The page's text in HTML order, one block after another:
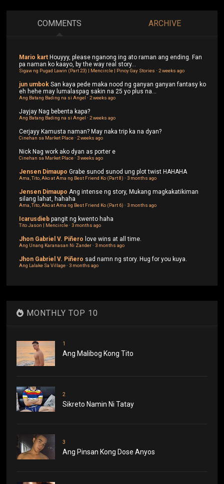
COMMENTS ARCHIVE
Mario kart Houyyy, please nganong ing ato raman ang ending. Fan
pa naman ko kaayo, by the way real story...
Sigaw ng Pugad Lawin (Part 23) | Mencircle | Pinoy Gay Stories ·2 weeks ago
jun umbok San kaya pede maka nood ng ganyan ganyan fantasy ko
eh hehe may lumalaspag sakin na 25 yo plus na...
Ang Batang Bading na si Angel ·2 weeks ago
Jayjay Nag bebenta kapa?
Ang Batang Bading na si Angel ·2 weeks ago
Cerjayy Kamusta naman? May naka trip ka na dyan?
Cinehan sa Market Place·2 weeks ago
Nick Nag work ako dyan as porter e
Cinehan sa Market Place·3 weeks ago
Jensen Dimaupo Grabe sunod sunod ung plot twist HAHAHA
Ama, Tito, Ako at Ama ng Best Friend Ko (Part 8) ·3 months ago
Jensen Dimaupo Ang intense ng story, Mukang magkakatikiman
silang lahat, hahaha
Ama, Tito, Ako at Ama ng Best Friend Ko (Part 6) ·3 months ago
Icarusdieb pangit ng kwento haha
Tito Jason | Mencircle·3 months ago
Jhon Gabriel V. Piñero love wins at all time.
Ang Unang Karanasan Ni Zander·3 months ago
Jhon Gabriel V. Piñero sad namn ng story. Hug for you kuya.
Ang Lalake Sa Village·3 months ago
MONTHLY TOP 10
1
Ang Malibog Kong Tito
2
Sikreto Namin Ni Tatay
3
Ang Pinsan Kong Dose Anyos